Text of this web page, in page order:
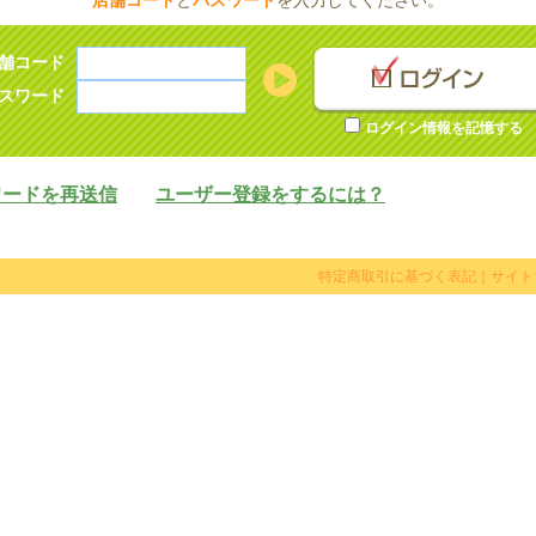
コード
ワード
ログイン情報を記憶する
ドを再送信 ユーザー登録をするには？
特定商取引に基づく表記 サイ